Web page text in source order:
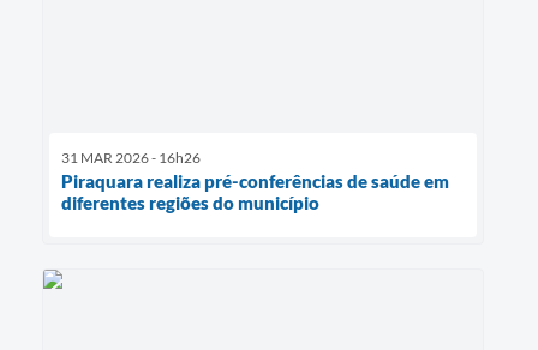
31 MAR 2026 - 16h26
Piraquara realiza pré-conferências de saúde em
diferentes regiões do município